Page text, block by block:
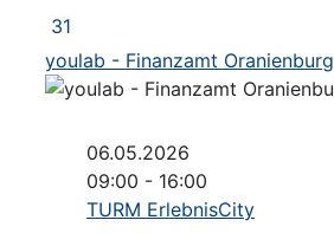
31
youlab - Finanzamt Oranienburg
06.05.2026
09:00 - 16:00
TURM ErlebnisCity